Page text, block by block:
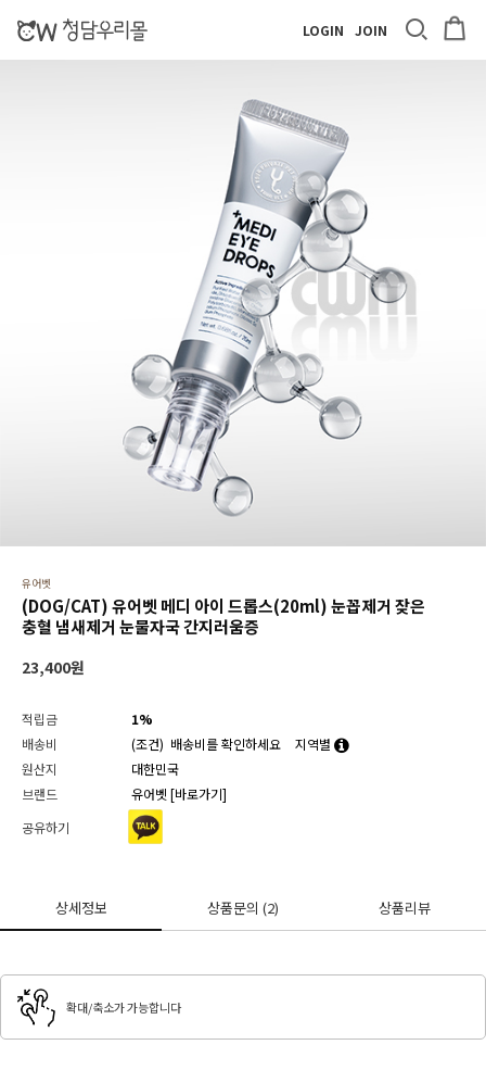
LOGIN JOIN
유어벳
(DOG/CAT) 유어벳 메디 아이 드롭스(20ml) 눈꼽제거 잦은
충혈 냄새제거 눈물자국 간지러움증
23,400원
적립금
1%
배송비
(조건) 배송비를 확인하세요
지역별
원산지
대한민국
브랜드
유어벳 [바로가기]
공유하기
상세정보 상품문의 (2) 상품리뷰
확대/축소가 가능합니다